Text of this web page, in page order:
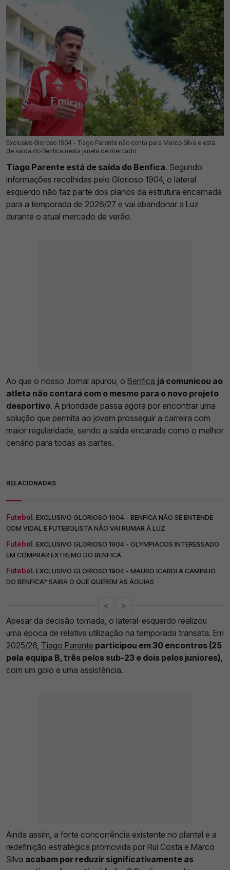
Exclusivo Glorioso 1904 - Tiago Parente não conta para Marco Silva e está
de saída do Benfica nesta janela de mercado
20 Jul 2026 | 03:00 | 0
Tiago Parente está de saída do Benfica. Segundo
informações recolhidas pelo Glorioso 1904, o lateral
esquerdo não faz parte dos planos da estrutura encarnada
para a temporada de 2026/27 e vai abandonar a Luz
durante o atual mercado de verão.
Ao que o nosso Jornal apurou, o Benfica já comunicou ao
atleta não contará com o mesmo para o novo projeto
desportivo. A prioridade passa agora por encontrar uma
solução que permita ao jovem prosseguir a carreira com
maior regularidade, sendo a saída encarada como o melhor
cenário para todas as partes.
RELACIONADAS
Futebol. EXCLUSIVO GLORIOSO 1904 - BENFICA NÃO SE ENTENDE
COM VIDAL E FUTEBOLISTA NÃO VAI RUMAR À LUZ
Futebol. EXCLUSIVO GLORIOSO 1904 - OLYMPIACOS INTERESSADO
EM COMPRAR EXTREMO DO BENFICA
Futebol. EXCLUSIVO GLORIOSO 1904 - MAURO ICARDI A CAMINHO
DO BENFICA? SAIBA O QUE QUEREM AS ÁGUIAS
< >
Apesar da decisão tomada, o lateral-esquerdo realizou
uma época de relativa utilização na temporada transata. Em
2025/26, Tiago Parente participou em 30 encontros (25
pela equipa B, três pelos sub-23 e dois pelos juniores),
com um golo e uma assistência.
Ainda assim, a forte concorrência existente no plantel e a
redefinição estratégica promovida por Rui Costa e Marco
Silva acabam por reduzir significativamente as